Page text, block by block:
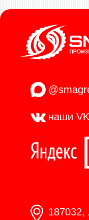
наши VK
187032,